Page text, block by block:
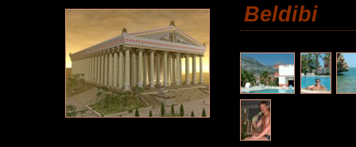
Beldibi